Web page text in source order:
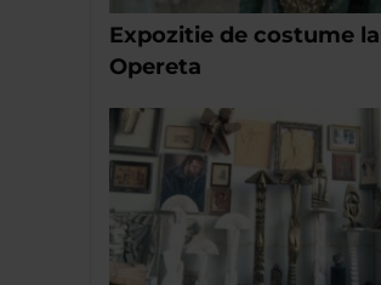
Expozitie de costume la
Opereta